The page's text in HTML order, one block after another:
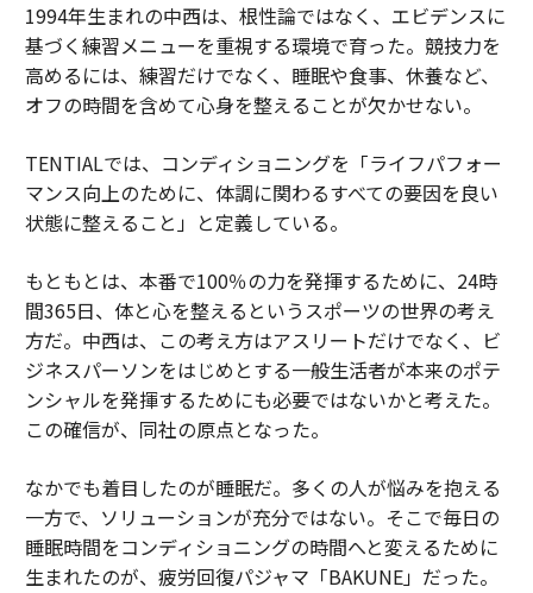
1994年生まれの中西は、根性論ではなく、エビデンスに
基づく練習メニューを重視する環境で育った。競技力を
高めるには、練習だけでなく、睡眠や食事、休養など、
オフの時間を含めて心身を整えることが欠かせない。
TENTIALでは、コンディショニングを「ライフパフォー
マンス向上のために、体調に関わるすべての要因を良い
状態に整えること」と定義している。
もともとは、本番で100％の力を発揮するために、24時
間365日、体と心を整えるというスポーツの世界の考え
方だ。中西は、この考え方はアスリートだけでなく、ビ
ジネスパーソンをはじめとする一般生活者が本来のポテ
ンシャルを発揮するためにも必要ではないかと考えた。
この確信が、同社の原点となった。
なかでも着目したのが睡眠だ。多くの人が悩みを抱える
一方で、ソリューションが充分ではない。そこで毎日の
睡眠時間をコンディショニングの時間へと変えるために
生まれたのが、疲労回復パジャマ「BAKUNE」だった。